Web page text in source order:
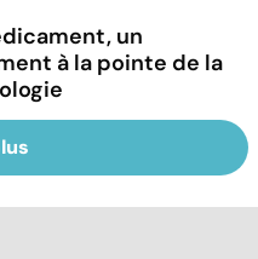
un
à la pointe de la